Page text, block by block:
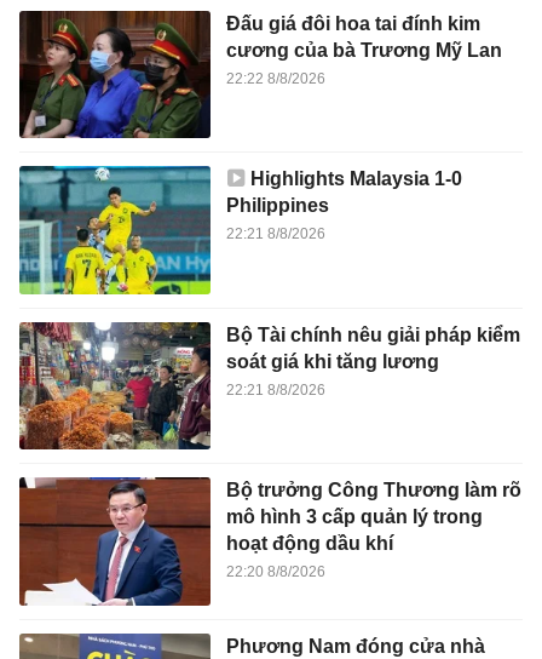
Đấu giá đôi hoa tai đính kim
cương của bà Trương Mỹ Lan
22:22 8/8/2026
Highlights Malaysia 1-0
Philippines
22:21 8/8/2026
Bộ Tài chính nêu giải pháp kiểm
soát giá khi tăng lương
22:21 8/8/2026
Bộ trưởng Công Thương làm rõ
mô hình 3 cấp quản lý trong
hoạt động dầu khí
22:20 8/8/2026
Phương Nam đóng cửa nhà